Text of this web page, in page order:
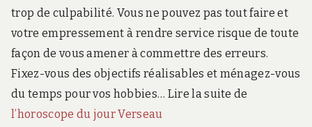
trop de culpabilité. Vous ne pouvez pas tout faire et
votre empressement à rendre service risque de toute
façon de vous amener à commettre des erreurs.
Fixez-vous des objectifs réalisables et ménagez-vous
du temps pour vos hobbies… Lire la suite de
l’horoscope du jour Verseau